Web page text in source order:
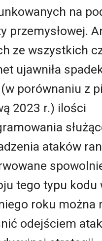
na
przemysłowej.
ze wszystkich
ujawniła
porównaniu z
2023 r.) ilości
ataków
tego typu kodu
roku można
odejściem